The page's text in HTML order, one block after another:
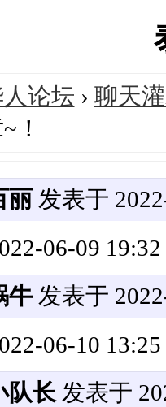
论坛 › 聊天
！
丽发表于
06-09
牛发表于
06-10
队长 发表于